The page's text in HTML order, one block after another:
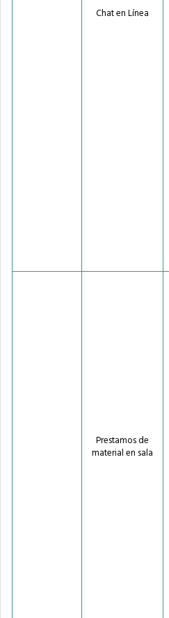
Chat en Línea
Prestamos de
material en sala